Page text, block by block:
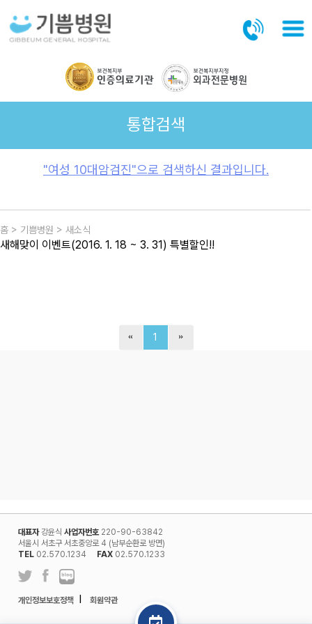
통합검색
"여성 10대암검진"으로 검색하신 결과입니다.
홈 > 기쁨병원 > 새소식
새해맞이 이벤트(2016. 1. 18 ~ 3. 31) 특별할인!!
1
대표자강윤식 사업자번호220-90-63842
서울시 서초구 서초중앙로 4 (남부순환로 방면)
TEL 02.570.1234 FAX 02.570.1233
개인정보보호정책 l 회원약관